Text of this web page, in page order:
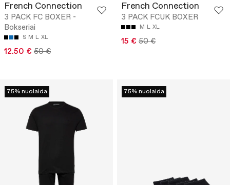
French Connection
3 PACK FC BOXER -
Bokseriai
S M L XL
12.50 € 50 €
French Connection
3 PACK FCUK BOXER
M L XL
15 € 50 €
75% nuolaida 75% nuolaida